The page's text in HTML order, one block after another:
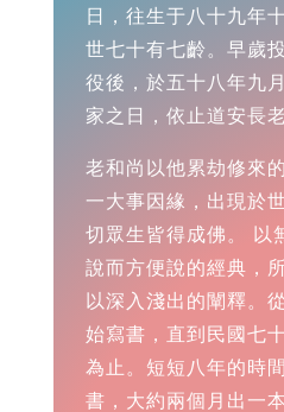
日，往生于八十九年
世七十有七齡。早歲
役後，於五十八年九
家之日，依止道安長
老和尚以他累劫修來
一大事因緣，出現於
切眾生皆得成佛。 以
說而方便說的經典，
以深入淺出的闡釋。
始寫書，直到民國七
為止。短短八年的時
書，大約兩個月出一